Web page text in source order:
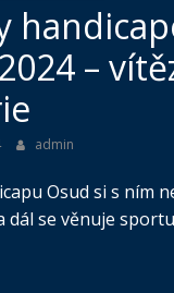
–
admin
Osud si s ním
dál se věnuje